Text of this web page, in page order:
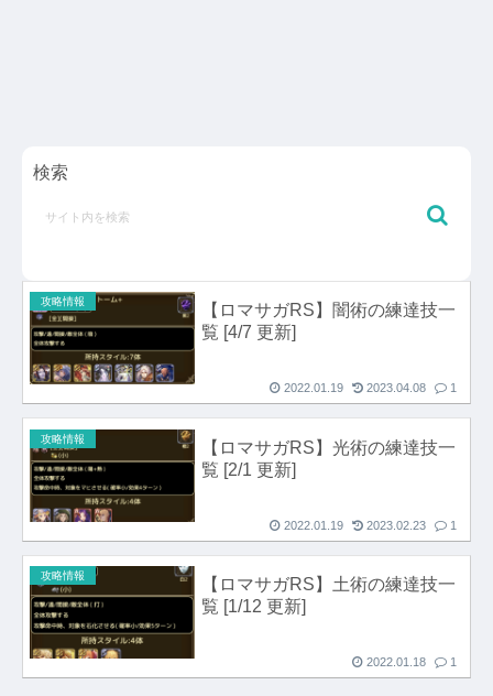
検索
攻略情報
【ロマサガRS】闇術の練達技一
覧 [4/7 更新]
2022.01.19 2023.04.08 1
攻略情報
【ロマサガRS】光術の練達技一
覧 [2/1 更新]
2022.01.19 2023.02.23 1
攻略情報
【ロマサガRS】土術の練達技一
覧 [1/12 更新]
2022.01.18 1